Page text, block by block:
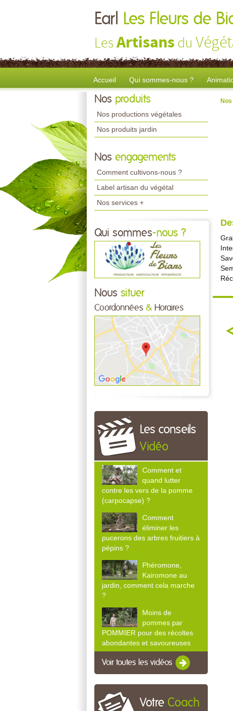
Earl Les Fleurs de
LesArtisans du
Accueil Qui sommes-nous ?
Nos produits
Nos productions végétales
Nos produits jardin
Nos engagements
Comment cultivons-nous ?
Label artisan du végétal
Nos services +
Qui sommes-nous ?
Nous situer
Coordonnées & Horaires
Les conseils
Vidéo
Comment et
quand lutter
contre les vers de la pomme
(carpocapse) ?
Comment
éliminer les
pucerons des arbres fruitiers à
pépins ?
Phéromone,
Kairomone au
jardin, comment cela marche
?
Moins de
pommes par
POMMIER pour des récoltes
abondantes et savoureuses
Voir toutes les vidéos
Votre Coach